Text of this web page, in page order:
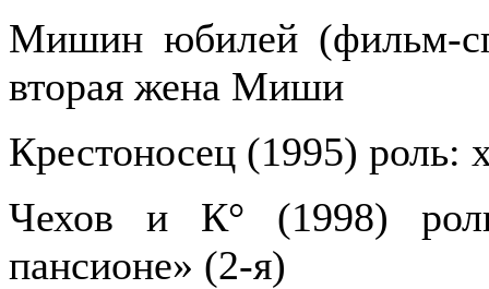
Мишин юбилей (фильм-
вторая жена Миши
Крестоносец (1995) роль:
Чехов и К° (1998)
пансионе» (2-я)